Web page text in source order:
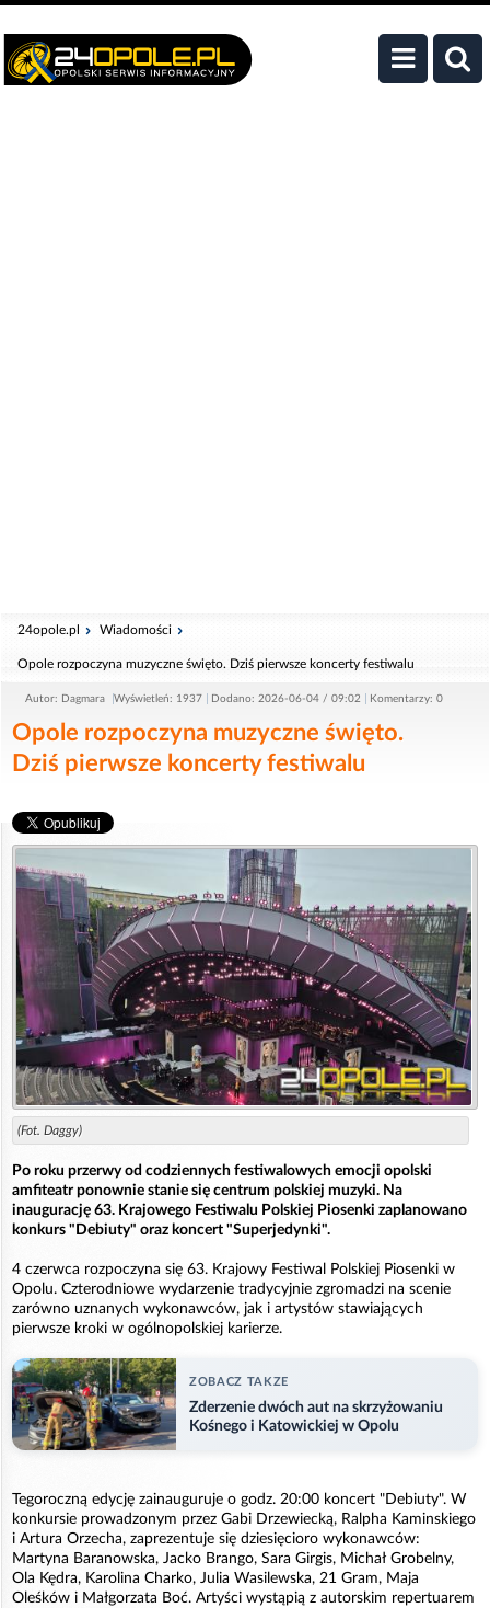
24opole.pl Wiadomości
Opole rozpoczyna muzyczne święto. Dziś pierwsze koncerty festiwalu
Autor: Dagmara Wyświetleń: 1937 Dodano: 2026-06-04 / 09:02 Komentarzy: 0
Opole rozpoczyna muzyczne święto.
Dziś pierwsze koncerty festiwalu
(Fot. Daggy)
Po roku przerwy od codziennych festiwalowych emocji opolski
amfiteatr ponownie stanie się centrum polskiej muzyki. Na
inaugurację 63. Krajowego Festiwalu Polskiej Piosenki zaplanowano
konkurs "Debiuty" oraz koncert "Superjedynki".
4 czerwca rozpoczyna się 63. Krajowy Festiwal Polskiej Piosenki w
Opolu. Czterodniowe wydarzenie tradycyjnie zgromadzi na scenie
zarówno uznanych wykonawców, jak i artystów stawiających
pierwsze kroki w ogólnopolskiej karierze.
ZOBACZ TAKZE
Zderzenie dwóch aut na skrzyżowaniu
Kośnego i Katowickiej w Opolu
Tegoroczną edycję zainauguruje o godz. 20:00 koncert "Debiuty". W
konkursie prowadzonym przez Gabi Drzewiecką, Ralpha Kaminskiego
i Artura Orzecha, zaprezentuje się dziesięcioro wykonawców:
Martyna Baranowska, Jacko Brango, Sara Girgis, Michał Grobelny,
Ola Kędra, Karolina Charko, Julia Wasilewska, 21 Gram, Maja
Oleśków i Małgorzata Boć. Artyści wystąpią z autorskim repertuarem